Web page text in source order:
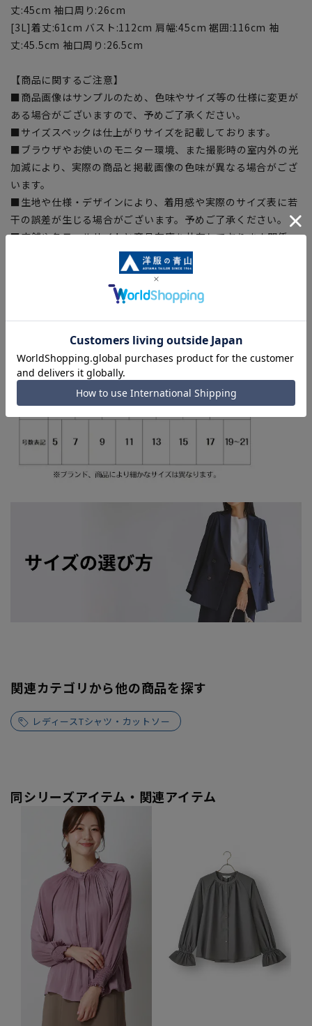
丈:45cm 袖口周り:26cm
[3L]着丈:61cm バスト:112cm 肩幅:45cm 裾囲:116cm 袖
丈:45.5cm 袖口周り:26.5cm
【商品に関するご注意】
■商品画像はサンプルのため、色味やサイズ等の仕様に変更が
ある場合がございますので、予めご了承ください。
■サイズスペックは仕上がりサイズを記載しております。
■ブラウザやお使いのモニター環境、また撮影時の室内外の光
加減により、実際の商品と掲載画像の色味が異なる場合がござ
います。
■生地や仕様・デザインにより、着用感や実際のサイズ表に若
干の誤差が生じる場合がございます。予めご了承ください。
■店舗や各モールサイトと商品在庫を共有しております関係
上、ご注文いただいたタイミングにより欠品が発生し、ご注文
を完了できない場合がございます。予めご了承ください。
■お急ぎ発送のご注文につきましても、ご注文のタイミングに
よってはお急ぎ発送サービスを選択できない場合がございま
す。
関連カテゴリから他の商品を探す
レディースTシャツ・カットソー
同シリーズアイテム・関連アイテム